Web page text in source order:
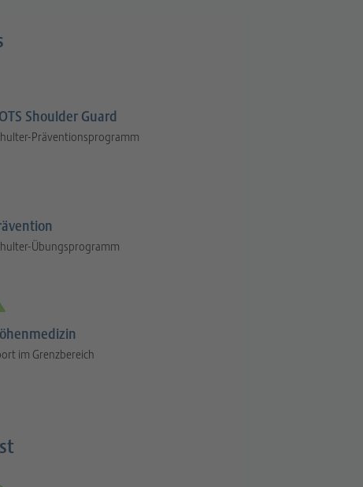
Shoulder Guard
Präventionsprogramm
Übungsprogramm
im Grenzbereich